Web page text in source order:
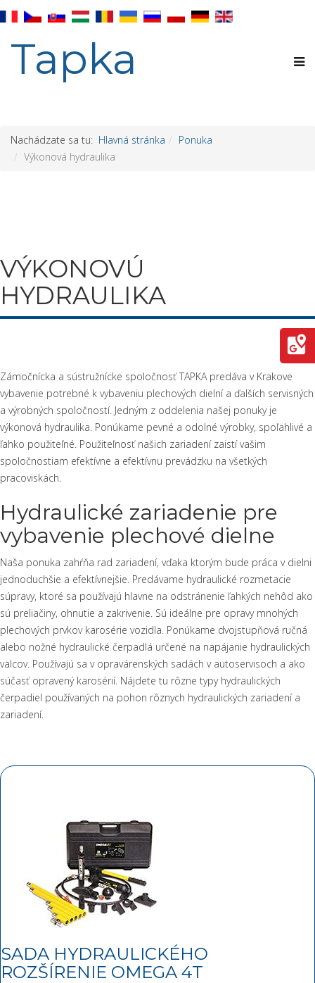
Tapka
Nachádzate sa tu: Hlavná stránka
Ponuka
Výkonová hydraulika
VÝKONOVÚ
HYDRAULIKA
Zámočnícka a sústružnícke spoločnosť TAPKA predáva v Krakove
vybavenie potrebné k vybaveniu plechových dielní a ďalších servisných
a výrobných spoločností. Jedným z oddelenia našej ponuky je
výkonová hydraulika. Ponúkame pevné a odolné výrobky, spoľahlivé a
ľahko použiteľné. Použiteľnosť našich zariadení zaistí vašim
spoločnostiam efektívne a efektívnu prevádzku na všetkých
pracoviskách.
Hydraulické zariadenie pre
vybavenie plechové dielne
Naša ponuka zahŕňa rad zariadení, vďaka ktorým bude práca v dielni
jednoduchšie a efektívnejšie. Predávame hydraulické rozmetacie
súpravy, ktoré sa používajú hlavne na odstránenie ľahkých nehôd ako
sú preliačiny, ohnutie a zakrivenie. Sú ideálne pre opravy mnohých
plechových prvkov karosérie vozidla. Ponúkame dvojstupňová ručná
alebo nožné hydraulické čerpadlá určené na napájanie hydraulických
valcov. Používajú sa v opravárenských sadách v autoservisoch a ako
súčasť opravený karosérií. Nájdete tu rôzne typy hydraulických
čerpadiel používaných na pohon rôznych hydraulických zariadení a
zariadení.
SADA HYDRAULICKÉHO
ROZŠÍRENIE OMEGA 4T